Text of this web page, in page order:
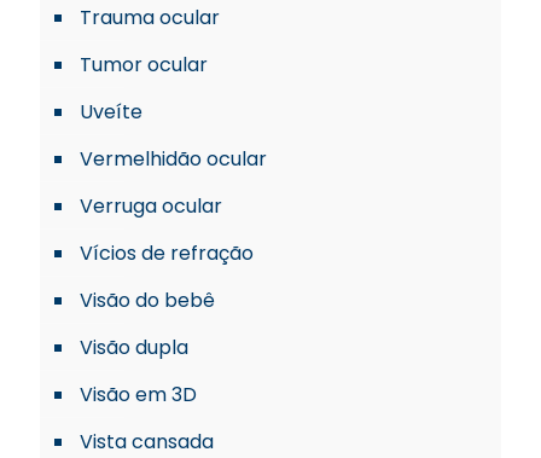
Trauma ocular
Tumor ocular
Uveíte
Vermelhidão ocular
Verruga ocular
Vícios de refração
Visão do bebê
Visão dupla
Visão em 3D
Vista cansada